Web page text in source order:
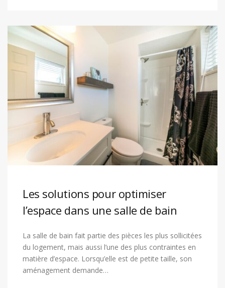
Les solutions pour optimiser
l’espace dans une salle de bain
La salle de bain fait partie des pièces les plus sollicitées
du logement, mais aussi l’une des plus contraintes en
matière d’espace. Lorsqu’elle est de petite taille, son
aménagement demande…